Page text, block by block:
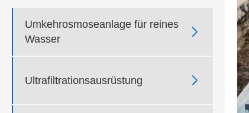
Umkehrosmoseanlage für reines
Wasser

Ultrafiltrationsausrüstung 